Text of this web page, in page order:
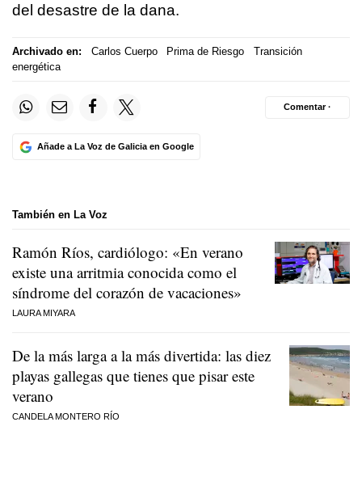
del desastre de la dana.
Archivado en: Carlos Cuerpo Prima de Riesgo
Transición
energética
Añade a La Voz de Galicia en Google
Comentar ·
También en La Voz
Ramón Ríos, cardiólogo: «En verano
existe una arritmia conocida como el
síndrome del corazón de vacaciones»
LAURA MIYARA
De la más larga a la más divertida: las diez
playas gallegas que tienes que pisar este
verano
CANDELA MONTERO RÍO